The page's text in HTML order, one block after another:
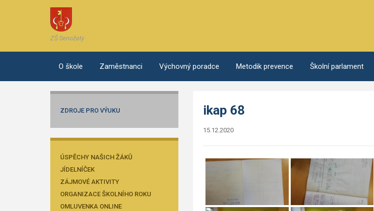
ZŠ Senožaty
O škole Zaměstnanci Výchovný poradce Metodik prevence Školní parlament
ZDROJE PRO VÝUKU
ÚSPĚCHY NAŠICH ŽÁKŮ
JÍDELNÍČEK
ZÁJMOVÉ AKTIVITY
ORGANIZACE ŠKOLNÍHO ROKU
OMLUVENKA ONLINE
ikap 68
15.12.2020